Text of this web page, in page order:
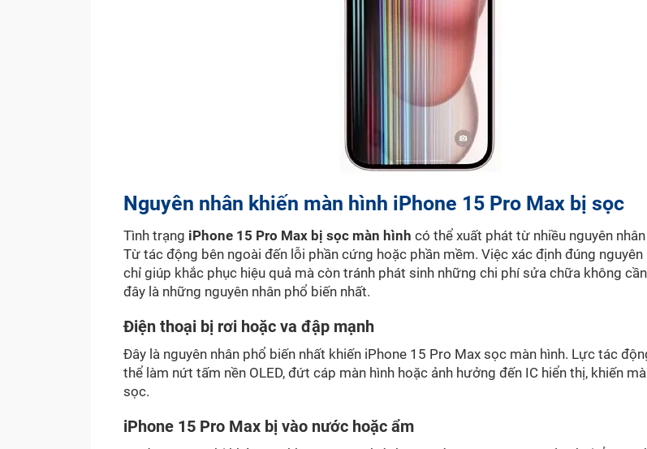
Nguyên nhân khiến màn hình iPhone 15 Pro Max bị sọc
Tình trạng iPhone 15 Pro Max bị sọc màn hình có thể xuất phát từ nhiều nguyên
Từ tác động bên ngoài đến lỗi phần cứng hoặc phần mềm. Việc xác định đúng nguyên
chỉ giúp khắc phục hiệu quả mà còn tránh phát sinh những chi phí sửa chữa không
đây là những nguyên nhân phổ biến nhất.
Điện thoại bị rơi hoặc va đập mạnh
Đây là nguyên nhân phổ biến nhất khiến iPhone 15 Pro Max sọc màn hình. Lực tác
thể làm nứt tấm nền OLED, đứt cáp màn hình hoặc ảnh hưởng đến IC hiển thị, khiến
sọc.
iPhone 15 Pro Max bị vào nước hoặc ẩm